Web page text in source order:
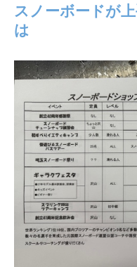
スノーボードが
は